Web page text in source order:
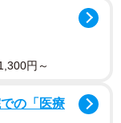
円～
の「医療